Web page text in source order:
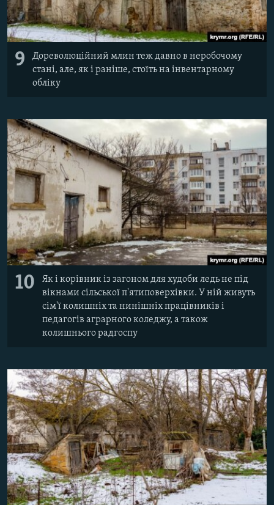
9
Дореволюційний млин теж давно в неробочому
стані, але, як і раніше, стоїть на інвентарному
обліку
10
Як і корівник із загоном для худоби ледь не під
вікнами сільської п'ятиповерхівки. У ній живуть
сім'ї колишніх та нинішніх працівників і
педагогів аграрного коледжу, а також
колишнього радгоспу